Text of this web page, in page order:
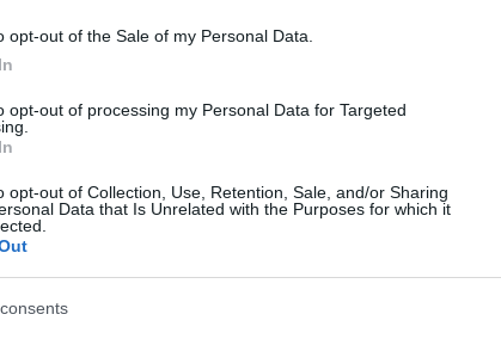
opt-out of the Sale of my Personal Data.
opt-out of processing my Personal Data for Targeted
opt-out of Collection, Use, Retention, Sale, and/or Sharing
Data that Is Unrelated with the Purposes for which it
ισλαμιστικό κίνημα φέρεται επίσης να
από την επιθυμία του να διαταράξει την
Αραβίας.
προσθέτει ότι οι ηγέτες της Χαμάς
μεγάλες συγκρούσεις με το
πριν από την επίθεση της 7ης
να«κρατήσουν τον εχθρό να πιστεύει
επιθυμεί ηρεμία».